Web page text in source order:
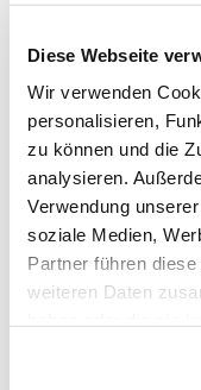
Diese Webseite
Wir verwenden
personalisieren,
zu können und die
analysieren.
Verwendung
soziale Medien,
Partner führen
weiteren Daten
verschiedene
Liquidierungen
Die schwache
der
relativ hohen
aus der unteren